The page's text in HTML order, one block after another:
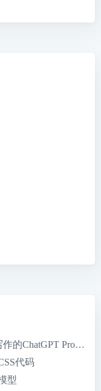
的ChatGPT Prompts
代码
型